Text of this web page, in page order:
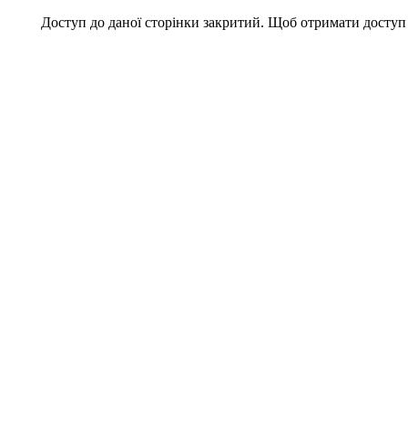
Доступ до даної сторінки закритий. Щоб отримати доступ